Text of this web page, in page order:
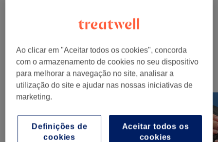
O nosso Trabalho
Clica na imagem para ver mais detalhes
Ao clicar em "Aceitar todos os cookies", concorda
com o armazenamento de cookies no seu dispositivo
para melhorar a navegação no site, analisar a
utilização do site e ajudar nas nossas iniciativas de
marketing.
Aceitar todos os
cookies
Definições de
cookies